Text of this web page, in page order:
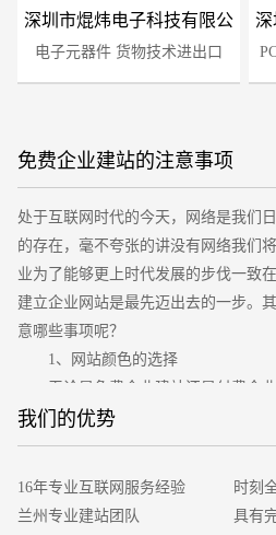
深圳市焜炜电子科技有限公
司
电子元器件 货物技术进出口
免费企业建站的注意事项
处于互联网时代的今天，网络是我们
的存在，毫不夸张的讲没有网络我们
业为了能够更上时代发展的步伐一致
建立企业网站是最先迈出去的一步。
意哪些事项呢？
1、网站颜色的选择
无论是免费企业建站还是付费企业
的选择上面要非常注重。企业网站相
站，它的定位是有非常大的不同的，
我们的优势
16年专业互联网服务经验
兰州专业建站团队
时刻
具有
您的预算 1万-